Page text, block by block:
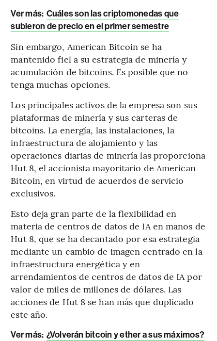
Ver más: Cuáles son las criptomonedas que
subieron de precio en el primer semestre
Sin embargo, American Bitcoin se ha
mantenido fiel a su estrategia de minería y
acumulación de bitcoins. Es posible que no
tenga muchas opciones.
Los principales activos de la empresa son sus
plataformas de minería y sus carteras de
bitcoins. La energía, las instalaciones, la
infraestructura de alojamiento y las
operaciones diarias de minería las proporciona
Hut 8, el accionista mayoritario de American
Bitcoin, en virtud de acuerdos de servicio
exclusivos.
Esto deja gran parte de la flexibilidad en
materia de centros de datos de IA en manos de
Hut 8, que se ha decantado por esa estrategia
mediante un cambio de imagen centrado en la
infraestructura energética y en
arrendamientos de centros de datos de IA por
valor de miles de millones de dólares. Las
acciones de Hut 8 se han más que duplicado
este año.
Ver más: ¿Volverán bitcoin y ether a sus máximos?